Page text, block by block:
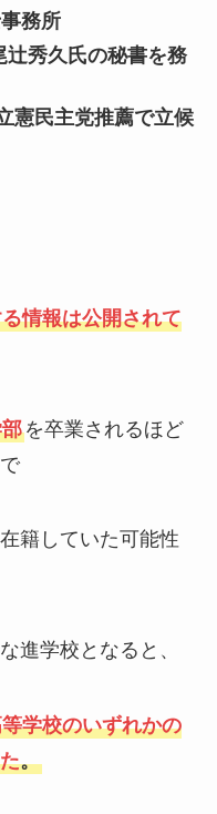
務所
久氏の秘書を務
憲民主党推薦で立候
情報は公開されて
を卒業されるほど
籍していた可能性
進学校となると、
学校のいずれかの
。